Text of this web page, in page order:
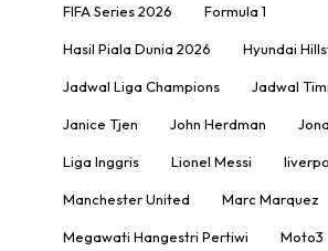
FIFA Series 2026 Formula 1
Hasil Piala Dunia 2026 Hyundai
Jadwal Liga Champions Jadwal
Janice Tjen John Herdman
Liga Inggris Lionel Messi
Manchester United Marc Marquez
Megawati Hangestri Pertiwi Moto3